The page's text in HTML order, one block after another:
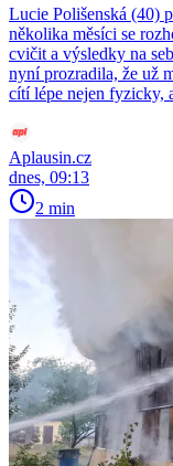
Lucie Polišenská (40)
několika měsíci se
cvičit a výsledky na
nyní prozradila, že už
cítí lépe nejen fyzicky,
Aplausin.cz
dnes, 09:13
2 min